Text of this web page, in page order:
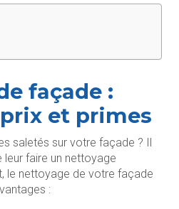
façade :
et primes
saletés sur votre façade ? Il
faire un nettoyage
le nettoyage de votre façade
: